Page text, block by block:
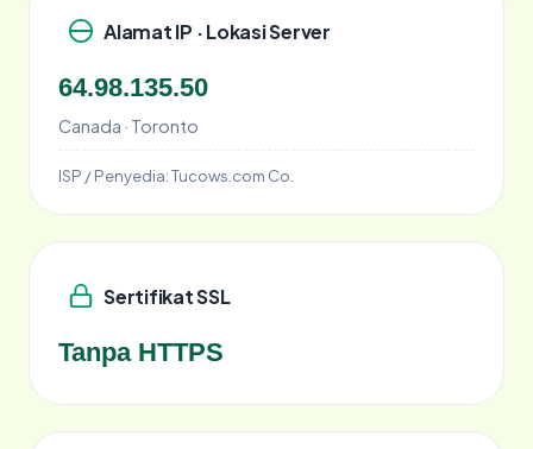
Alamat IP · Lokasi Server
64.98.135.50
Canada · Toronto
ISP / Penyedia:Tucows.com Co.
Sertifikat SSL
Tanpa HTTPS